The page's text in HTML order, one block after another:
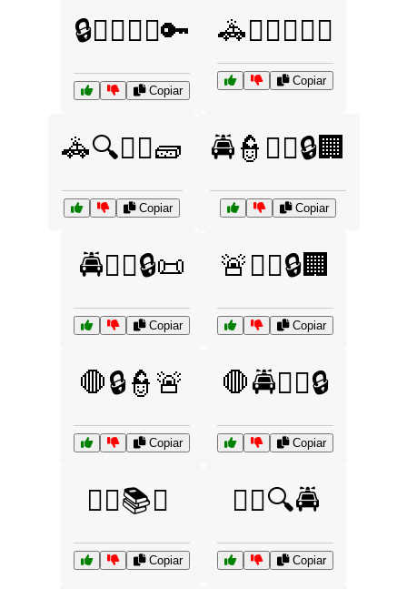
🔒🧑‍⚖️👨‍⚖️🔑
Copiar
🚓👮‍♀️🧑‍⚖️⚖️
Copiar
🚓🔍👮‍♀️🧱
Copiar
🚔👮👨‍⚖️🔒🏢
Copiar
🚔🧑‍⚖️🔒📜
Copiar
🚨👮‍♀️🔒🏢
Copiar
🛑🔒👮🚨
Copiar
🛑🚔👮‍♂️🔒
Copiar
🧑‍⚖️📚⚖️
Copiar
🧑‍⚖️🔍🚔
Copiar